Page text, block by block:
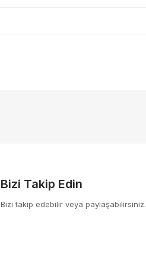
Bizi Takip Edin
Bizi takip edebilir veya paylaşabilirsiniz.